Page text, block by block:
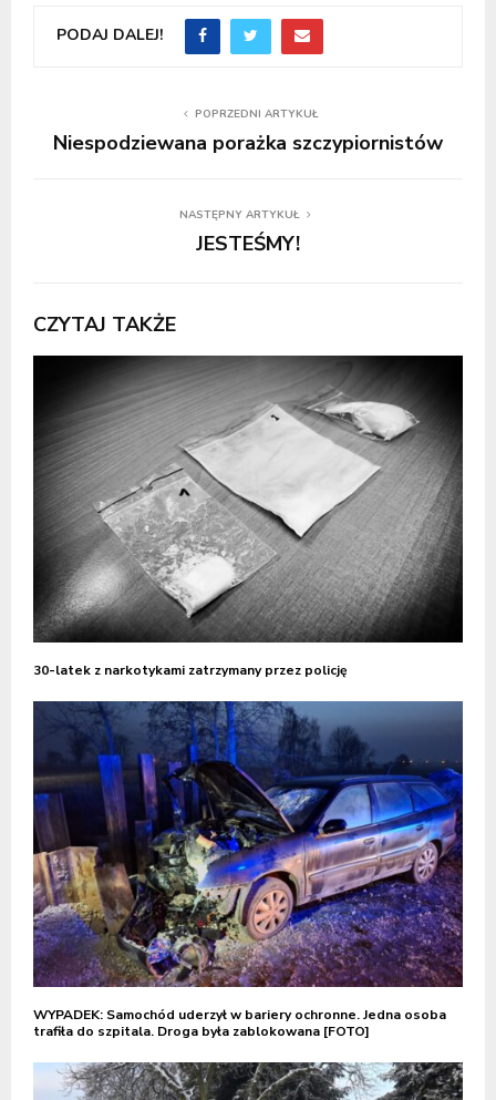
PODAJ DALEJ!
POPRZEDNI ARTYKUŁ
Niespodziewana porażka szczypiornistów
NASTĘPNY ARTYKUŁ
JESTEŚMY!
CZYTAJ TAKŻE
30-latek z narkotykami zatrzymany przez policję
WYPADEK: Samochód uderzył w bariery ochronne. Jedna osoba
trafiła do szpitala. Droga była zablokowana [FOTO]